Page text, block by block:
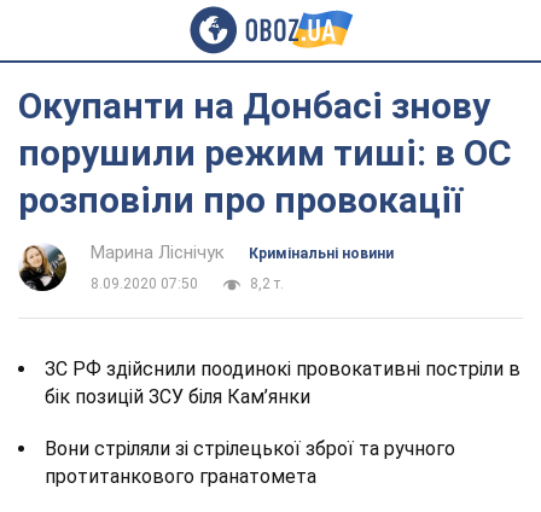
Окупанти на Донбасі знову
порушили режим тиші: в ОС
розповіли про провокації
Марина Ліснічук
Кримінальні новини
8.09.2020 07:50
8,2 т.
ЗС РФ здійснили поодинокі провокативні постріли в
бік позицій ЗСУ біля Кам’янки
Вони стріляли зі стрілецької зброї та ручного
протитанкового гранатомета